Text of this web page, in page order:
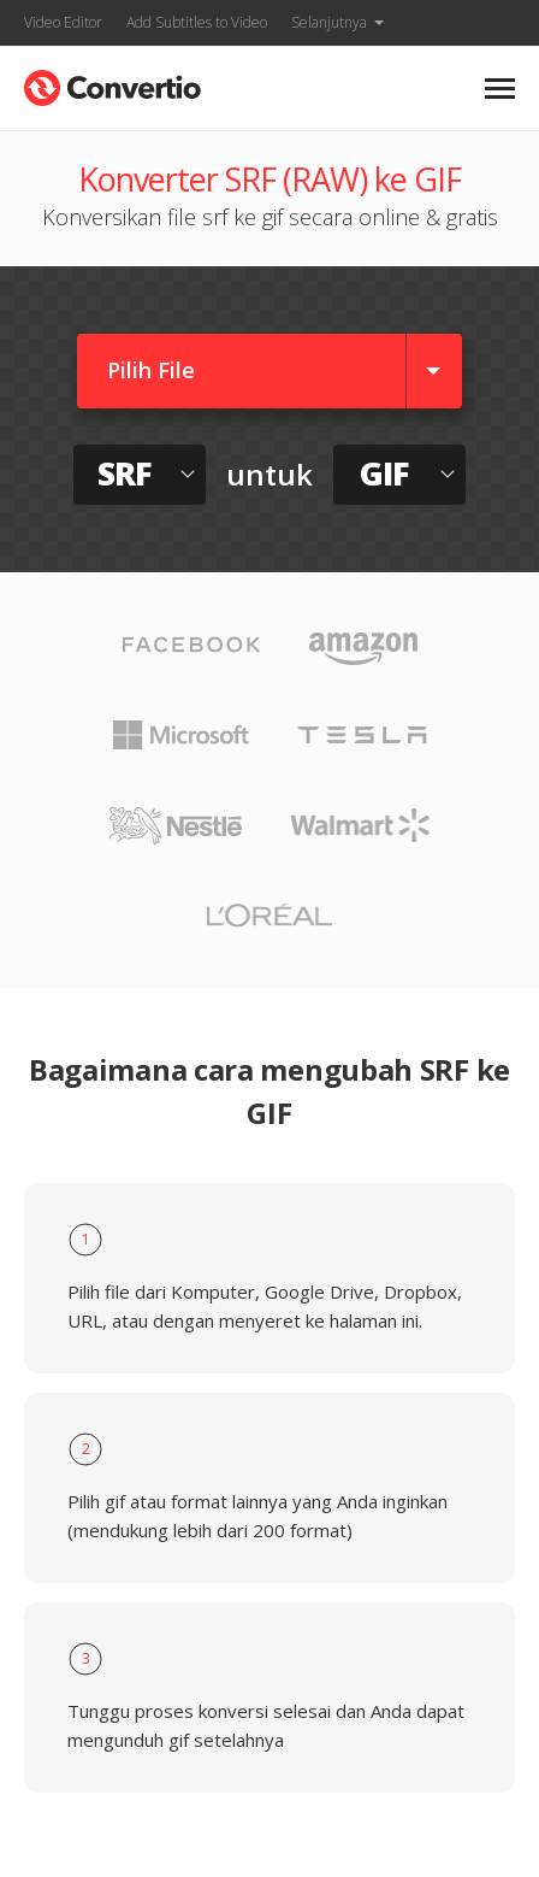
Video Editor Add Subtitles to Video Selanjutnya
Konverter SRF (RAW) ke GIF
Konversikan file srf ke gif secara online & gratis
Pilih File
SRF untuk GIF
Bagaimana cara mengubah SRF ke
GIF
1
Pilih file dari Komputer, Google Drive, Dropbox,
URL, atau dengan menyeret ke halaman ini.
2
Pilih gif atau format lainnya yang Anda inginkan
(mendukung lebih dari 200 format)
3
Tunggu proses konversi selesai dan Anda dapat
mengunduh gif setelahnya